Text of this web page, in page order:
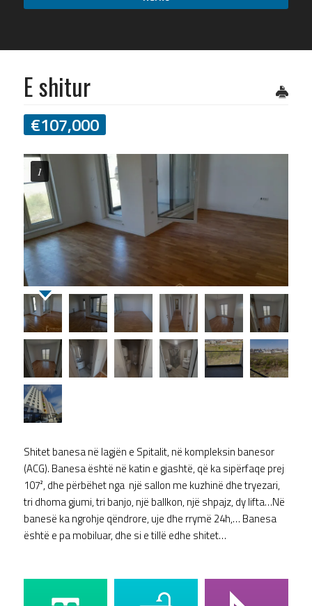
E shitur
€107,000
1
Shitet banesa në lagjën e Spitalit, në kompleksin banesor
(ACG). Banesa është në katin e gjashtë, që ka sipërfaqe prej
107², dhe përbëhet nga një sallon me kuzhinë dhe tryezari,
tri dhoma gjumi, tri banjo, një ballkon, një shpajz, dy lifta…Në
banesë ka ngrohje qëndrore, uje dhe rrymë 24h,… Banesa
është e pa mobiluar, dhe si e tillë edhe shitet…